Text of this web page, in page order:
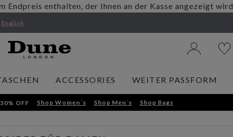
Endpreis enthalten, der Ihnen an der Kasse angezeigt wird
English
ACCESSORIES WEITER PASSFORM
OFF Shop Women´s Shop Men´s Shop Bags